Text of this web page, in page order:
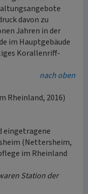
davon zu
Jahren in der
im Hauptgebäude
Korallenriff-
nach oben
Rheinland, 2016)
eingetragene
(Nettersheim,
im Rheinland
Station der